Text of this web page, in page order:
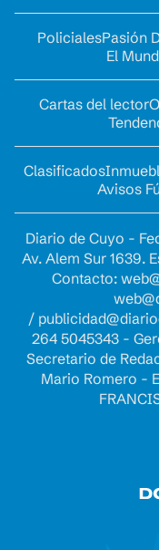
PolicialesPasión
El
Cartas del lector
Clasificados
Avisos
Diario de Cuyo -
Av. Alem Sur 1639.
Contacto:
/
264 5045343 -
Secretario de
Mario Romero -